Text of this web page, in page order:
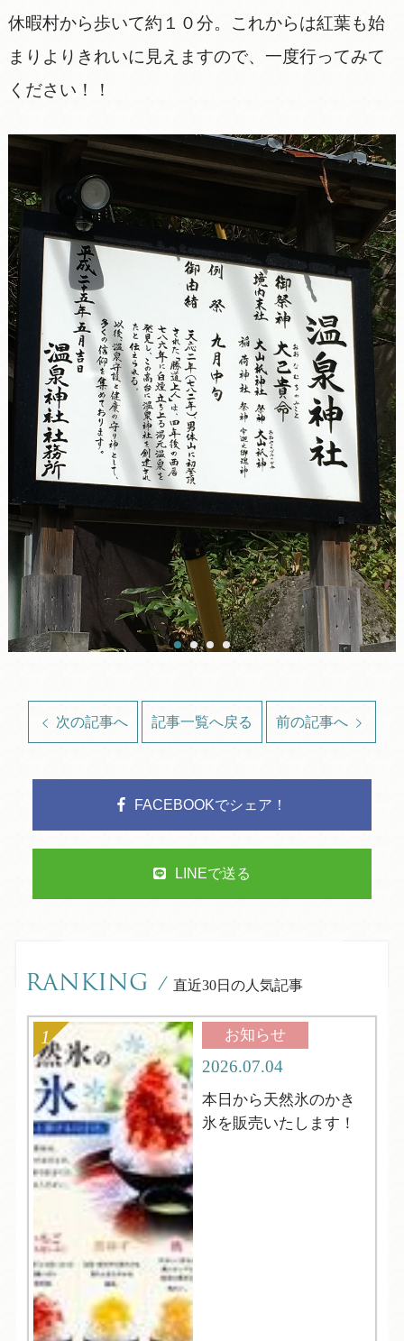
休暇村から歩いて約１０分。これからは紅葉も始
まりよりきれいに見えますので、一度行ってみて
ください！！
次の記事へ 記事一覧へ戻る 前の記事へ
FACEBOOKでシェア！
LINEで送る
RANKING / 直近30日の人気記事
お知らせ
2026.07.04
本日から天然氷のかき
氷を販売いたします！